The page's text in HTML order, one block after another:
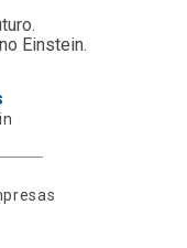
Einstein.